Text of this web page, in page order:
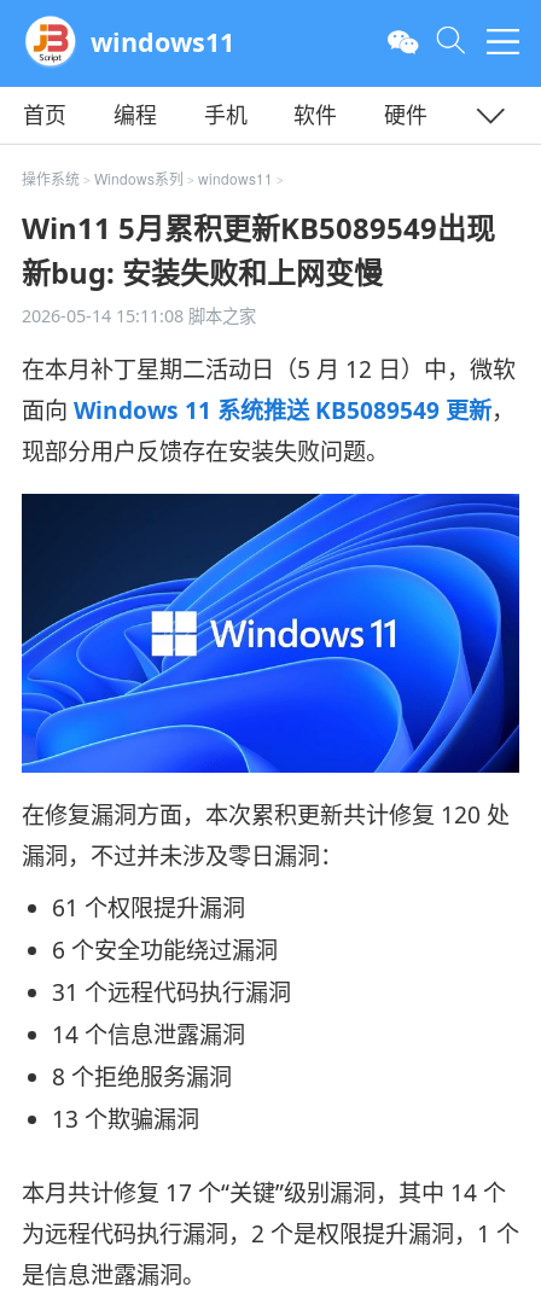
windows11
首页 编程 手机 软件
硬件
教程
平面 服务器
操作系统> Windows系列 > windows11 >
Win11 5月累积更新KB5089549出现
新bug: 安装失败和上网变慢
2026-05-14 15:11:08脚本之家
在本月补丁星期二活动日（5 月 12 日）中，微软
面向 Windows 11 系统推送 KB5089549 更新，
现部分用户反馈存在安装失败问题。
在修复漏洞方面，本次累积更新共计修复 120 处
漏洞，不过并未涉及零日漏洞：
61 个权限提升漏洞
6 个安全功能绕过漏洞
31 个远程代码执行漏洞
14 个信息泄露漏洞
8 个拒绝服务漏洞
13 个欺骗漏洞
本月共计修复 17 个“关键”级别漏洞，其中 14 个
为远程代码执行漏洞，2 个是权限提升漏洞，1 个
是信息泄露漏洞。